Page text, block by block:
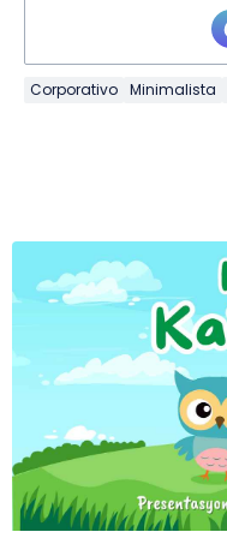
Corporativo Minimalista